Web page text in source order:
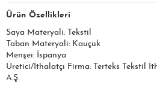
Ürün Özellikleri
Saya Materyali: Tekstil
Taban Materyali: Kauçuk
Menşei: İspanya
Üretici/İthalatçı Firma: Terteks Tekstil
A.Ş.​​​